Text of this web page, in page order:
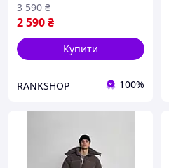
2 590₴
3 590 ₴
Купити
RANKSHOP 100%